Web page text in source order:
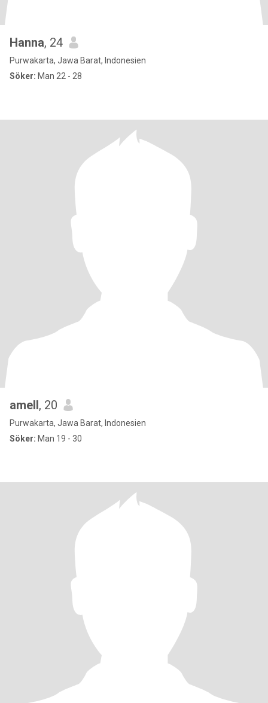
Hanna, 24
Purwakarta, Jawa Barat, Indonesien
Söker: Man 22 - 28
amell, 20
Purwakarta, Jawa Barat, Indonesien
Söker: Man 19 - 30